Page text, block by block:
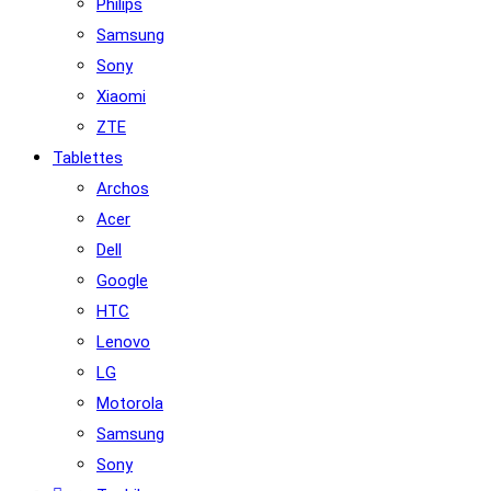
Philips
Samsung
Sony
Xiaomi
ZTE
Tablettes
Archos
Acer
Dell
Google
HTC
Lenovo
LG
Motorola
Samsung
Sony